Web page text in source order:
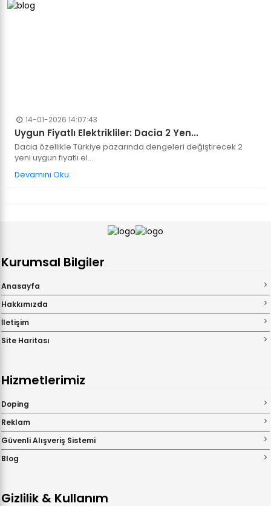
14-01-2026 14:07:43
Uygun Fiyatlı Elektrikliler: Dacia 2 Yen...
Dacia özellikle Türkiye pazarında dengeleri değiştirecek 2
yeni uygun fiyatlı el...
Devamını Oku
Kurumsal Bilgiler
Anasayfa
Hakkımızda
İletişim
Site Haritası
Hizmetlerimiz
Doping
Reklam
Güvenli Alışveriş Sistemi
Blog
Gizlilik & Kullanım